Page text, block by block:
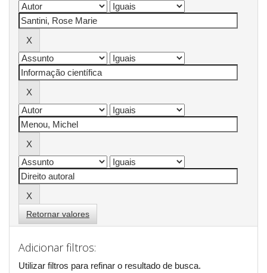
Retornar valores
Adicionar filtros:
Utilizar filtros para refinar o resultado de busca.